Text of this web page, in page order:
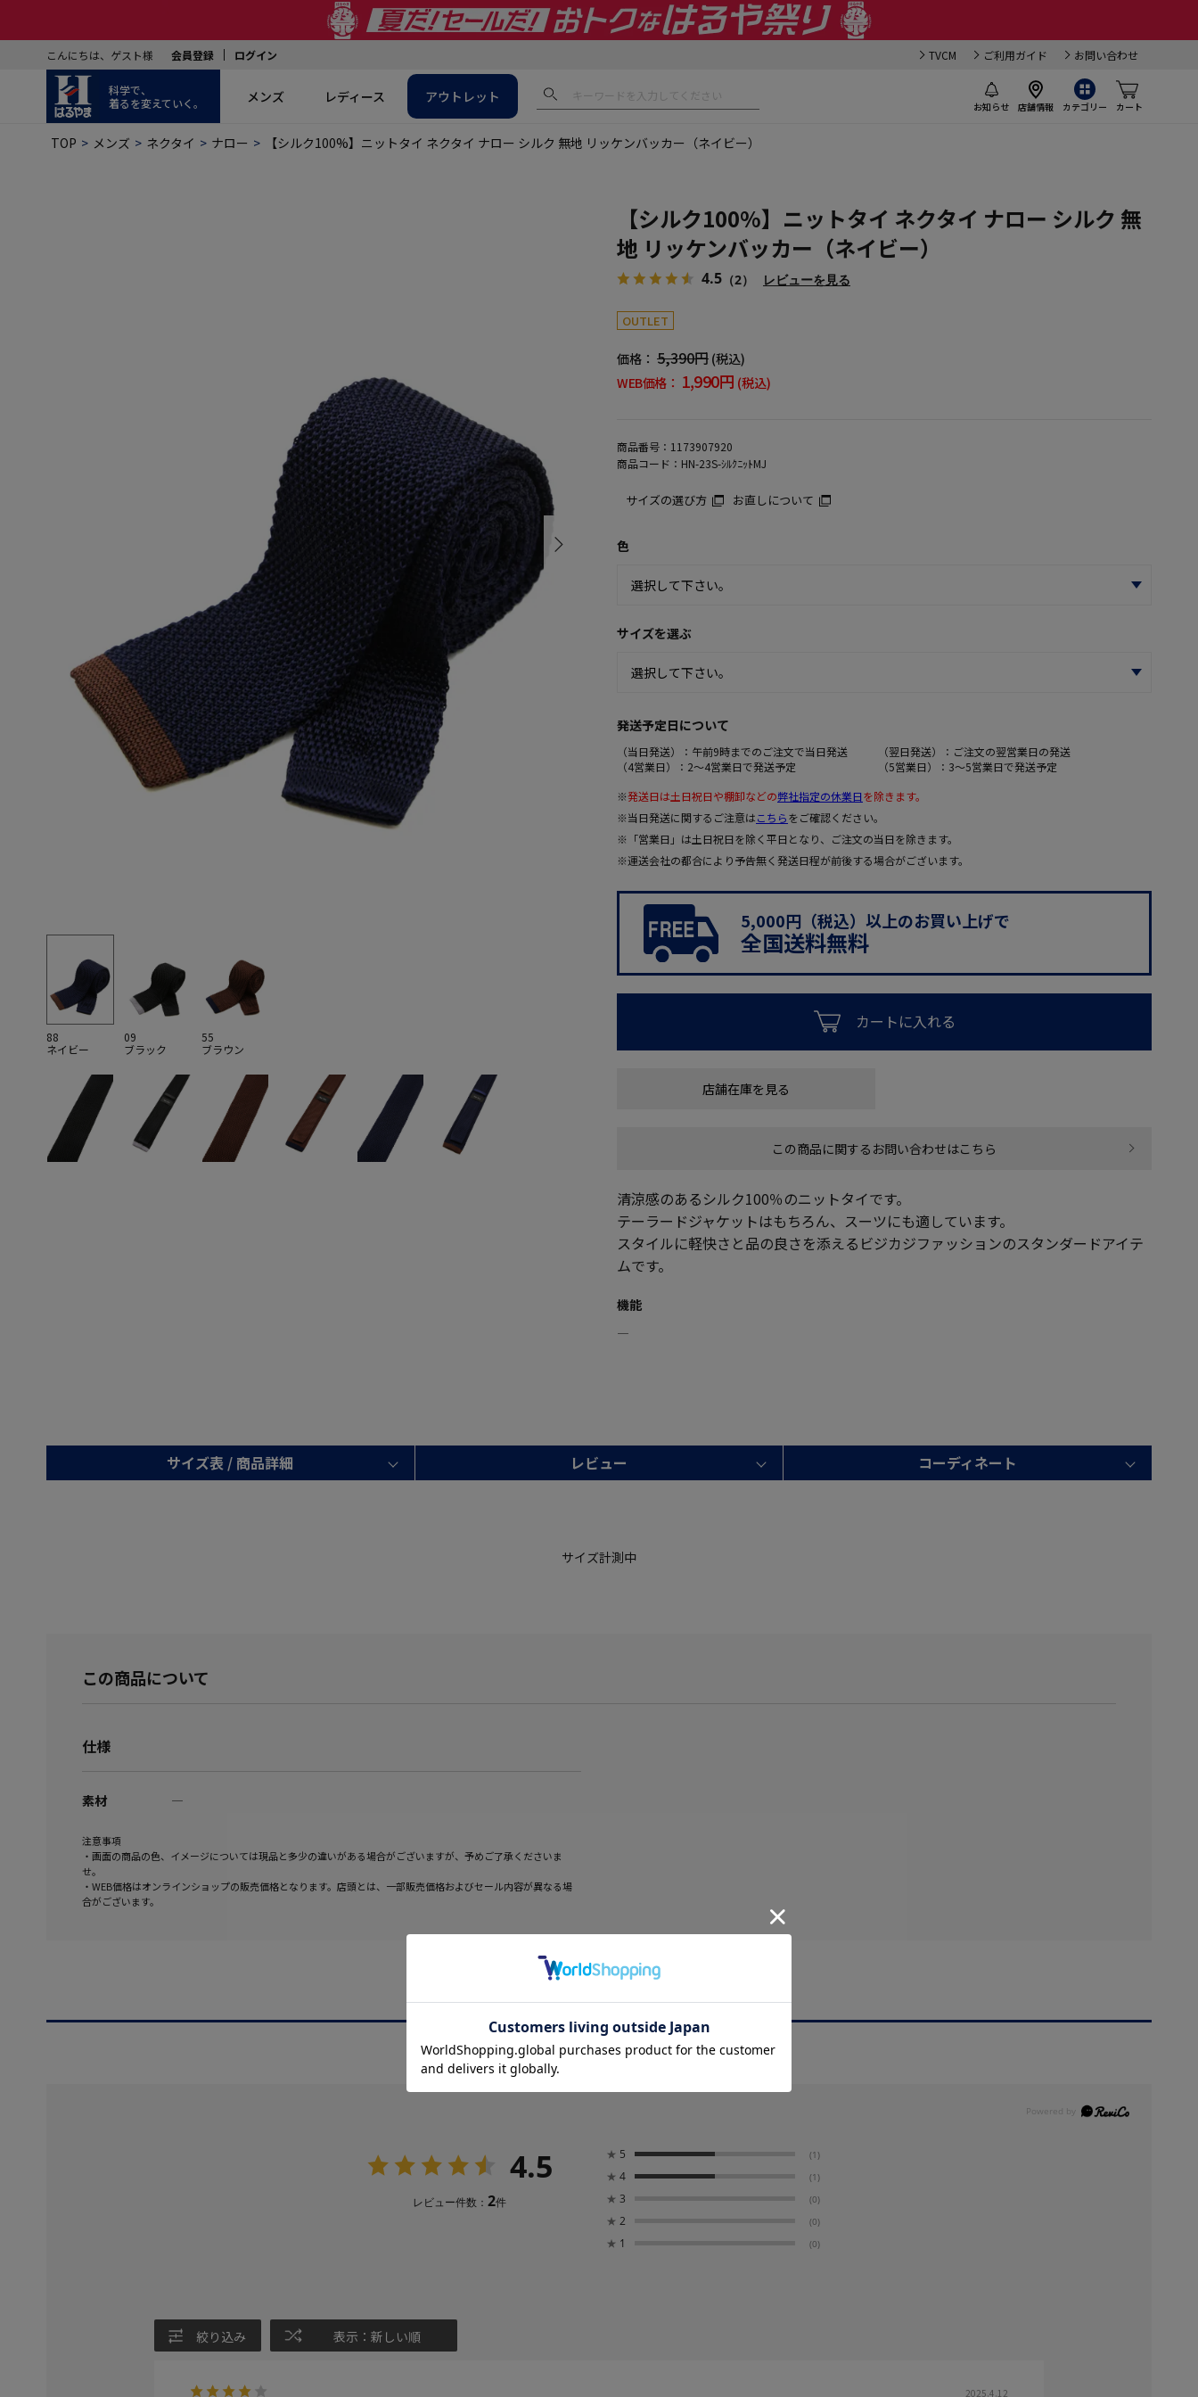
こんにちは、ゲスト様 会員登録 ログイン TVCM ご利用ガイド お問い合わせ
科学で、
着るを変えていく。
お知らせ 店舗情報 カテゴリー カート
メンズ レディース アウトレット
TOP メンズ ネクタイ ナロー 【シルク100%】ニットタイ ネクタイ ナロー シルク 無地 リッケンバッカー（ネイビー）
88
ネイビー
09
ブラック
55
ブラウン
【シルク100%】ニットタイ ネクタイ ナロー シルク 無
地 リッケンバッカー（ネイビー）
4.5 （2） レビューを見る
OUTLET
価格： 5,390円 (税込)
WEB価格： 1,990円 (税込)
商品番号： 1173907920
商品コード： HN-23S-ｼﾙｸﾆｯﾄMJ
サイズの選び方 お直しについて
色
サイズを選ぶ
発送予定日について
（当日発送）：午前9時までのご注文で当日発送
（翌日発送）：ご注文の翌営業日の発送
（4営業日）：2～4営業日で発送予定
（5営業日）：3～5営業日で発送予定
※発送日は土日祝日や棚卸などの弊社指定の休業日を除きます。
※当日発送に関するご注意はこちらをご確認ください。
※「営業日」は土日祝日を除く平日となり、ご注文の当日を除きます。
※運送会社の都合により予告無く発送日程が前後する場合がございます。
5,000円（税込）以上のお買い上げで
全国送料無料
カートに入れる
店舗在庫を見る
この商品に関するお問い合わせはこちら
清涼感のあるシルク100％のニットタイです。
テーラードジャケットはもちろん、スーツにも適しています。
スタイルに軽快さと品の良さを添えるビジカジファッションのスタンダードアイテ
ムです。
機能
―
サイズ表 / 商品詳細 レビュー コーディネート
サイズ計測中
この商品について
仕様
素材 ―
注意事項
・画面の商品の色、イメージについては現品と多少の違いがある場合がございますが、予めご了承くださいま
せ。
・WEB価格はオンラインショップの販売価格となります。店頭とは、一部販売価格およびセール内容が異なる場
合がございます。
商品レビュー
REVIEW
4.5
レビュー件数： 2件
★ 5 (1)
★ 4 (1)
★ 3 (0)
★ 2 (0)
★ 1 (0)
絞り込み 表示：新しい順
2025.4.12